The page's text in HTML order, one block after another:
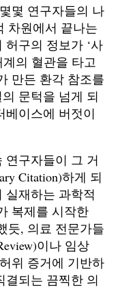
몇 연구자들의 나
차원에서 끝나는
구의 정보가 ‘사
의 혈관을 타고
만든 환각 참조를
문턱을 넘게 되
베이스에 버젓이
연구자들이 그 거
Citation)하게 되
실재하는 과학적
복제를 시작한
듯, 의료 전문가들
이나 임상
위 증거에 기반하
결되는 끔찍한 의